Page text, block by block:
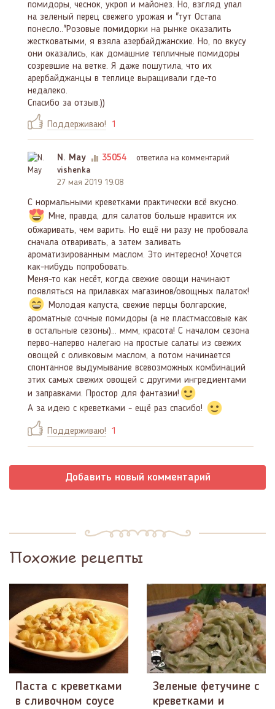
помидоры, чеснок, укроп и майонез. Но, взгляд упал
на зеленый перец свежего урожая и "тут Остапа
понесло.."Розовые помидорки на рынке оказалить
жестковатыми, я взяла азербайджанские. Но, по вкусу
они оказались, как домашние тепличные помидоры
созревшие на ветке. Я даже пошутила, что их
арербайджанцы в теплице выращивали где-то
недалеко.
Спасибо за отзыв.))
Поддерживаю! 1
N. May 35054
ответила на комментарий
vishenka
27 мая 2019 19:08
С нормальными креветками практически всё вкусно.
Мне, правда, для салатов больше нравится их
обжаривать, чем варить. Но ещё ни разу не пробовала
сначала отваривать, а затем заливать
ароматизированным маслом. Это интересно! Хочется
как-нибудь попробовать.
Меня-то как несёт, когда свежие овощи начинают
появляться на прилавках магазинов/овощных палаток!
Молодая капуста, свежие перцы болгарские,
ароматные сочные помидоры (а не пластмассовые как
в остальные сезоны)... ммм, красота! С началом сезона
перво-наперво налегаю на простые салаты из свежих
овощей с оливковым маслом, а потом начинается
спонтанное выдумывание всевозможных комбинаций
этих самых свежих овощей с другими ингредиентами
и заправками. Простор для фантазии!
А за идею с креветками - ещё раз спасибо!
Поддерживаю! 1
Добавить новый комментарий
Похожие рецепты
Паста с креветками
в сливочном соусе
Зеленые фетучине с
креветками и